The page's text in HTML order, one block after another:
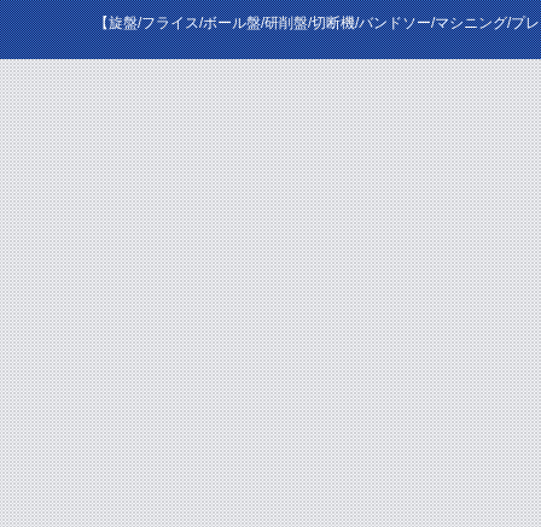
【旋盤/フライス/ボール盤/研削盤/切断機/バンドソー/マシニング/プ